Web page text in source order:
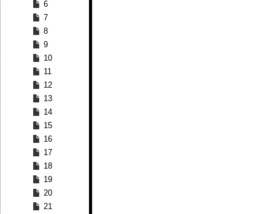
6
7
8
9
10
11
12
13
14
15
16
17
18
19
20
21